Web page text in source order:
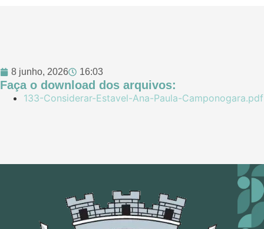
8 junho, 2026 16:03
Faça o download dos arquivos:
133-Considerar-Estavel-Ana-Paula-Camponogara.pdf